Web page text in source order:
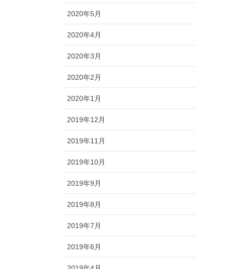
2020年5月
2020年4月
2020年3月
2020年2月
2020年1月
2019年12月
2019年11月
2019年10月
2019年9月
2019年8月
2019年7月
2019年6月